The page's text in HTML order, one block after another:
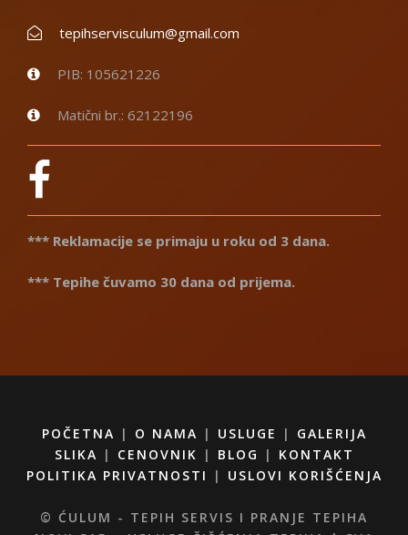
tepihservisculum@gmail.com
PIB: 105621226
Matični br.: 62122196
*** Reklamacije se primaju u roku od 3 dana.
*** Tepihe čuvamo 30 dana od prijema.
POČETNA | O NAMA | USLUGE | GALERIJA
SLIKA | CENOVNIK | BLOG | KONTAKT
POLITIKA PRIVATNOSTI
| USLOVI KORIŠĆENJA
© ĆULUM - TEPIH SERVIS I PRANJE TEPIHA